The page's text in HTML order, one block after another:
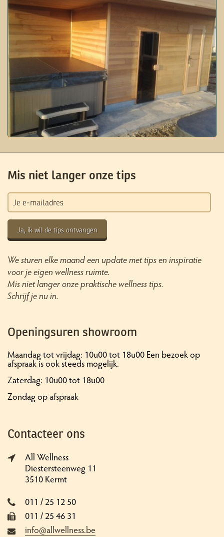
Mis niet langer onze tips
Ja, ik wil de tips ontvangen
We sturen elke maand een update met tips en inspiratie
voor je eigen wellness ruimte.
Mis niet langer onze praktische wellness tips.
Schrijf je nu in.
Openingsuren showroom
Maandag tot vrijdag: 10u00 tot 18u00 Een bezoek op
afspraak is ook steeds mogelijk.
Zaterdag: 10u00 tot 18u00
Zondag op afspraak
Contacteer ons
All Wellness
Diestersteenweg 11
3510 Kermt
011 / 25 12 50
011 / 25 46 31
info@allwellness.be